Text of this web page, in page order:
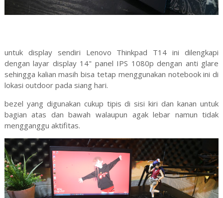
untuk display sendiri Lenovo Thinkpad T14 ini dilengkapi
dengan layar display 14" panel IPS 1080p dengan anti glare
sehingga kalian masih bisa tetap menggunakan notebook ini di
lokasi outdoor pada siang hari.
bezel yang digunakan cukup tipis di sisi kiri dan kanan untuk
bagian atas dan bawah walaupun agak lebar namun tidak
mengganggu aktifitas.